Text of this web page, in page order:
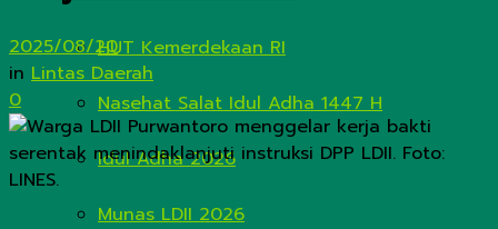
HUT Kemerdekaan RI
Nasehat Salat Idul Adha 1447 H
Idul Adha 2026
Munas LDII 2026
2025/08/20
in Lintas Daerah
0